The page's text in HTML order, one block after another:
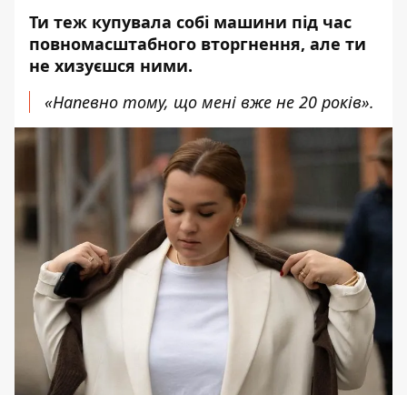
Ти теж купувала собі машини під час
повномасштабного вторгнення, але ти
не хизуєшся ними.
«Напевно тому, що мені вже не 20 років».